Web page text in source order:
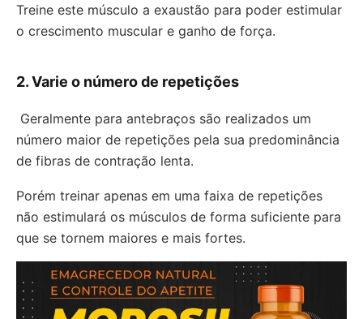
Treine este músculo a exaustão para poder estimular
o crescimento muscular e ganho de força.
2. Varie o número de repetições
Geralmente para antebraços são realizados um
número maior de repetições pela sua predominância
de fibras de contração lenta.
Porém treinar apenas em uma faixa de repetições
não estimulará os músculos de forma suficiente para
que se tornem maiores e mais fortes.